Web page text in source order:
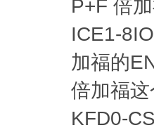
P+F 倍
ICE1-
加福的
倍加福
KFD0-